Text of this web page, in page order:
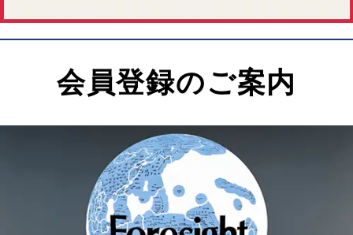
会員登録のご案内